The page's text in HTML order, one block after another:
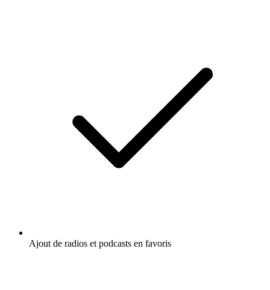
Ajout de radios et podcasts en favoris